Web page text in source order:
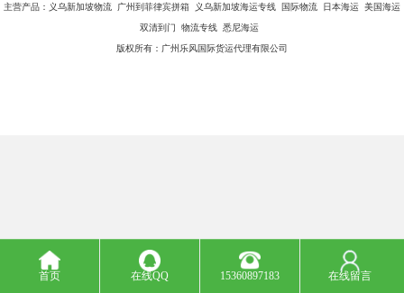
主营产品：义乌新加坡物流 广州到菲律宾拼箱 义乌新加坡海运专线 国际物流 日本海运 美国海运
双清到门 物流专线 悉尼海运
版权所有：广州乐风国际货运代理有限公司
首页 在线QQ 15360897183 在线留言